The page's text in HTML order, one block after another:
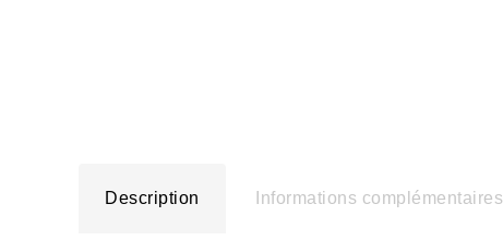
Description Informations complémentaires